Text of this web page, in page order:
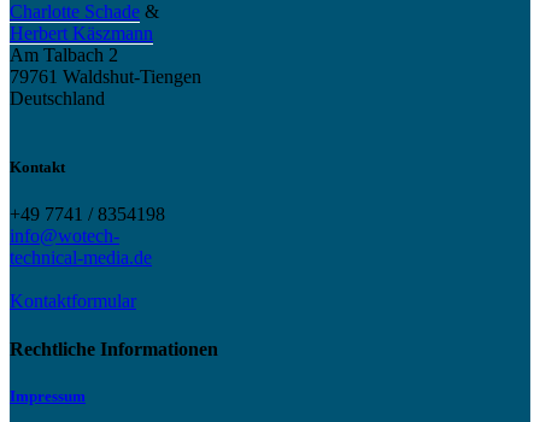
Charlotte Schade &
Herbert Käszmann
Am Talbach 2
79761 Waldshut-Tiengen
Deutschland
Kontakt
+49 7741 / 8354198
info@wotech-
technical-media.de
Kontaktformular
Rechtliche Informationen
Impressum